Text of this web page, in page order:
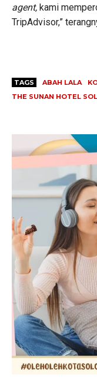
agent, kami
TripAdvisor,”
TAGS ABAH LALA
THE SUNAN HOTEL